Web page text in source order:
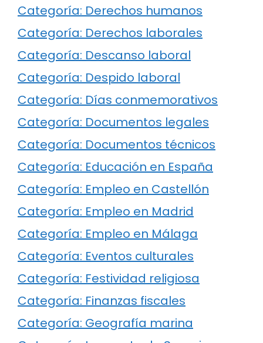
Categoría: Derechos humanos
Categoría: Derechos laborales
Categoría: Descanso laboral
Categoría: Despido laboral
Categoría: Días conmemorativos
Categoría: Documentos legales
Categoría: Documentos técnicos
Categoría: Educación en España
Categoría: Empleo en Castellón
Categoría: Empleo en Madrid
Categoría: Empleo en Málaga
Categoría: Eventos culturales
Categoría: Festividad religiosa
Categoría: Finanzas fiscales
Categoría: Geografía marina